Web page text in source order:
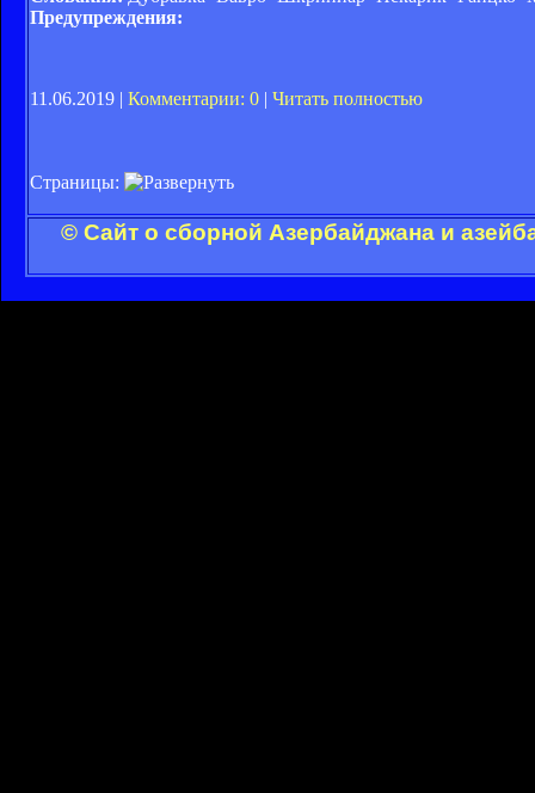
Предупреждения:
11.06.2019 | Комментарии: 0 Читать полностью
Страницы:
© Сайт о сборной Азербайджана и